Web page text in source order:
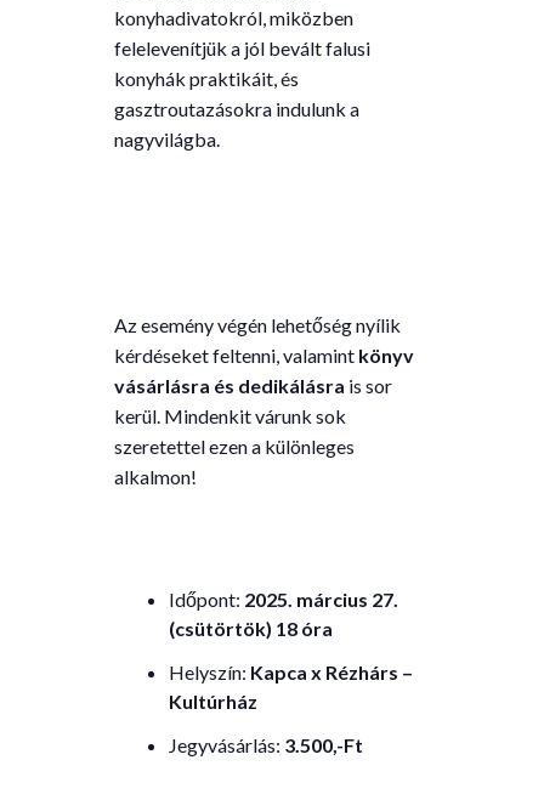
konyhadivatokról, miközben
felelevenítjük a jól bevált falusi
konyhák praktikáit, és
gasztroutazásokra indulunk a
nagyvilágba.
Az esemény végén lehetőség nyílik
kérdéseket feltenni, valamint könyv
vásárlásra és dedikálásra is sor
kerül. Mindenkit várunk sok
szeretettel ezen a különleges
alkalmon!
Időpont: 2025. március 27.
(csütörtök) 18 óra
Helyszín: Kapca x Rézhárs –
Kultúrház
Jegyvásárlás: 3.500,-Ft